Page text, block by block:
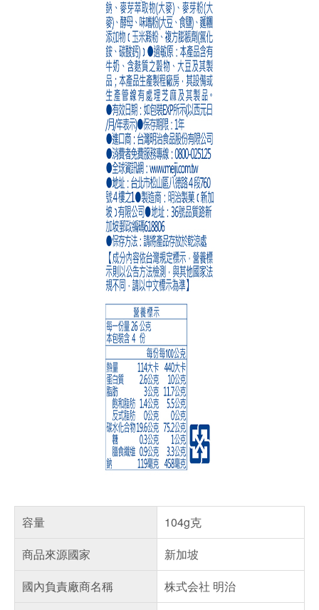
容量
104g克
商品來源國家
新加坡
國內負責廠商名稱
株式会社 明治